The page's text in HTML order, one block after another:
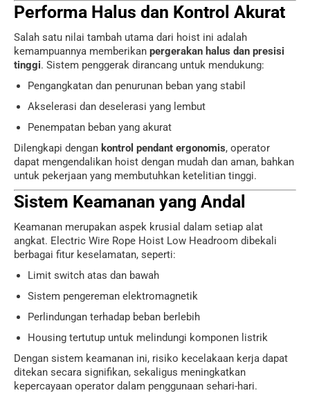
Performa Halus dan Kontrol Akurat
Salah satu nilai tambah utama dari hoist ini adalah
kemampuannya memberikan pergerakan halus dan presisi
tinggi. Sistem penggerak dirancang untuk mendukung:
Pengangkatan dan penurunan beban yang stabil
Akselerasi dan deselerasi yang lembut
Penempatan beban yang akurat
Dilengkapi dengan kontrol pendant ergonomis, operator
dapat mengendalikan hoist dengan mudah dan aman, bahkan
untuk pekerjaan yang membutuhkan ketelitian tinggi.
Sistem Keamanan yang Andal
Keamanan merupakan aspek krusial dalam setiap alat
angkat. Electric Wire Rope Hoist Low Headroom dibekali
berbagai fitur keselamatan, seperti:
Limit switch atas dan bawah
Sistem pengereman elektromagnetik
Perlindungan terhadap beban berlebih
Housing tertutup untuk melindungi komponen listrik
Dengan sistem keamanan ini, risiko kecelakaan kerja dapat
ditekan secara signifikan, sekaligus meningkatkan
kepercayaan operator dalam penggunaan sehari-hari.